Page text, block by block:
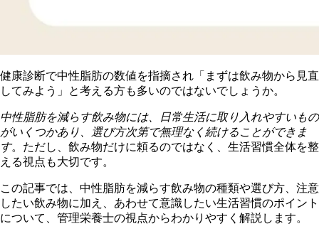
健康診断で中性脂肪の数値を指摘され「まずは飲み物から見直
してみよう」と考える方も多いのではないでしょうか。
中性脂肪を減らす飲み物には、日常生活に取り入れやすいもの
がいくつかあり、選び方次第で無理なく続けることができま
す。ただし、飲み物だけに頼るのではなく、生活習慣全体を整
える視点も大切です。
この記事では、中性脂肪を減らす飲み物の種類や選び方、注意
したい飲み物に加え、あわせて意識したい生活習慣のポイント
について、管理栄養士の視点からわかりやすく解説します。